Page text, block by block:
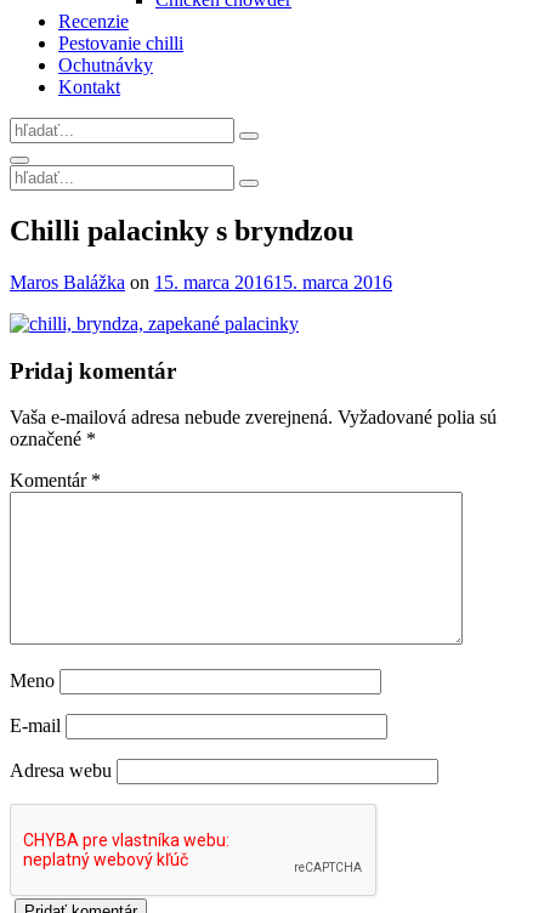
Recenzie
Pestovanie chilli
Ochutnávky
Kontakt
Search
for:
Search
Search
for:
Site
Overlay
Chilli palacinky s bryndzou
By
Maros Balážka on 15. marca 201615. marca 2016
Pridaj komentár
Vaša e-mailová adresa nebude zverejnená. Vyžadované polia sú
označené *
Komentár *
Meno
E-mail
Adresa webu